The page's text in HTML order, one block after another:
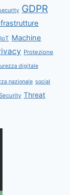
GDPR
IoT Machine
Protezione
digitale
nazionale social
Threat